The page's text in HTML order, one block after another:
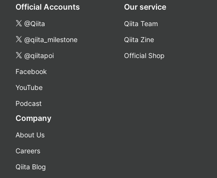
Official Accounts
@Qiita
@qiita_milestone
@qiitapoi
Facebook
YouTube
Podcast
Our service
Qiita Team
Qiita Zine
Official Shop
Company
About Us
Careers
Qiita Blog